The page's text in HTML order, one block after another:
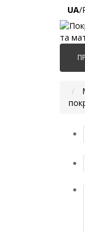
UA/